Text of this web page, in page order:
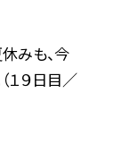
みも、今
１９日目／